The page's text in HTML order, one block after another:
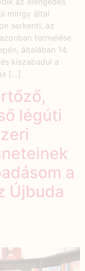
mirigy által
serkenti, az
termelése
általában 14.
kiszabadul a
[…]
légúti
a
Újbuda